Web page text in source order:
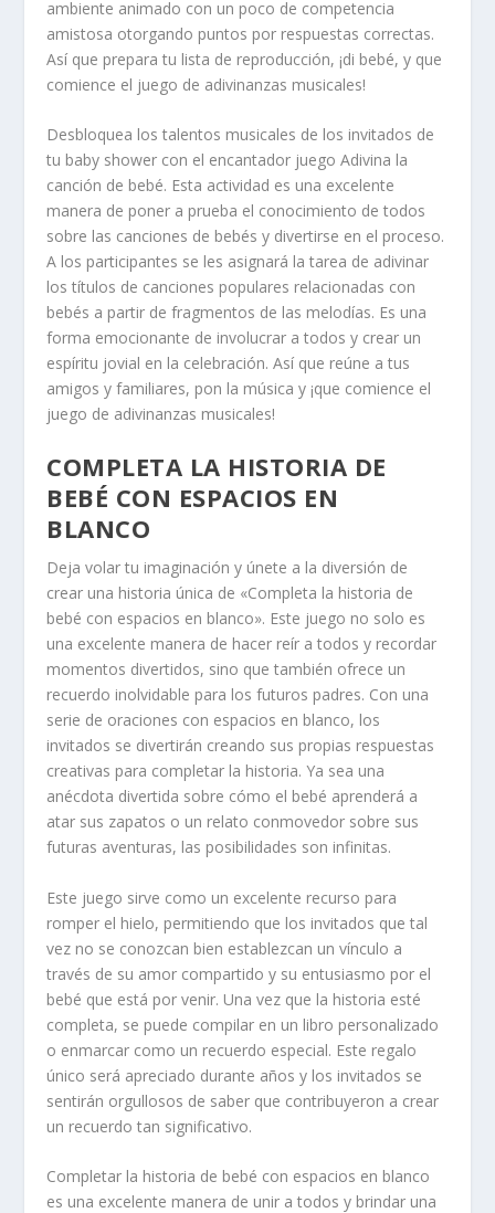
ambiente animado con un poco de competencia
amistosa otorgando puntos por respuestas correctas.
Así que prepara tu lista de reproducción, ¡di bebé, y que
comience el juego de adivinanzas musicales!
Desbloquea los talentos musicales de los invitados de
tu baby shower con el encantador juego Adivina la
canción de bebé. Esta actividad es una excelente
manera de poner a prueba el conocimiento de todos
sobre las canciones de bebés y divertirse en el proceso.
A los participantes se les asignará la tarea de adivinar
los títulos de canciones populares relacionadas con
bebés a partir de fragmentos de las melodías. Es una
forma emocionante de involucrar a todos y crear un
espíritu jovial en la celebración. Así que reúne a tus
amigos y familiares, pon la música y ¡que comience el
juego de adivinanzas musicales!
COMPLETA LA HISTORIA DE
BEBÉ CON ESPACIOS EN
BLANCO
Deja volar tu imaginación y únete a la diversión de
crear una historia única de «Completa la historia de
bebé con espacios en blanco». Este juego no solo es
una excelente manera de hacer reír a todos y recordar
momentos divertidos, sino que también ofrece un
recuerdo inolvidable para los futuros padres. Con una
serie de oraciones con espacios en blanco, los
invitados se divertirán creando sus propias respuestas
creativas para completar la historia. Ya sea una
anécdota divertida sobre cómo el bebé aprenderá a
atar sus zapatos o un relato conmovedor sobre sus
futuras aventuras, las posibilidades son infinitas.
Este juego sirve como un excelente recurso para
romper el hielo, permitiendo que los invitados que tal
vez no se conozcan bien establezcan un vínculo a
través de su amor compartido y su entusiasmo por el
bebé que está por venir. Una vez que la historia esté
completa, se puede compilar en un libro personalizado
o enmarcar como un recuerdo especial. Este regalo
único será apreciado durante años y los invitados se
sentirán orgullosos de saber que contribuyeron a crear
un recuerdo tan significativo.
Completar la historia de bebé con espacios en blanco
es una excelente manera de unir a todos y brindar una